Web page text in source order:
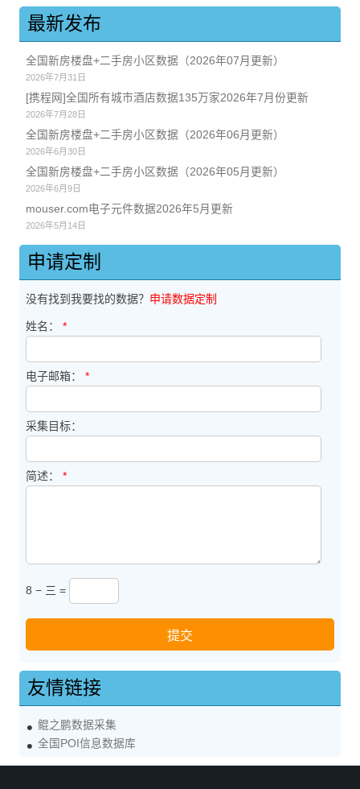
最新发布
全国新房楼盘+二手房小区数据（2026年07月更新）
2026年7月31日
[携程网]全国所有城市酒店数据135万家2026年7月份更新
2026年7月28日
全国新房楼盘+二手房小区数据（2026年06月更新）
2026年6月30日
全国新房楼盘+二手房小区数据（2026年05月更新）
2026年6月9日
mouser.com电子元件数据2026年5月更新
2026年5月14日
申请定制
没有找到我要找的数据？ 申请数据定制
姓名： *
电子邮箱： *
采集目标：
简述： *
8 − 三 =
友情链接
鲲之鹏数据采集
全国POI信息数据库